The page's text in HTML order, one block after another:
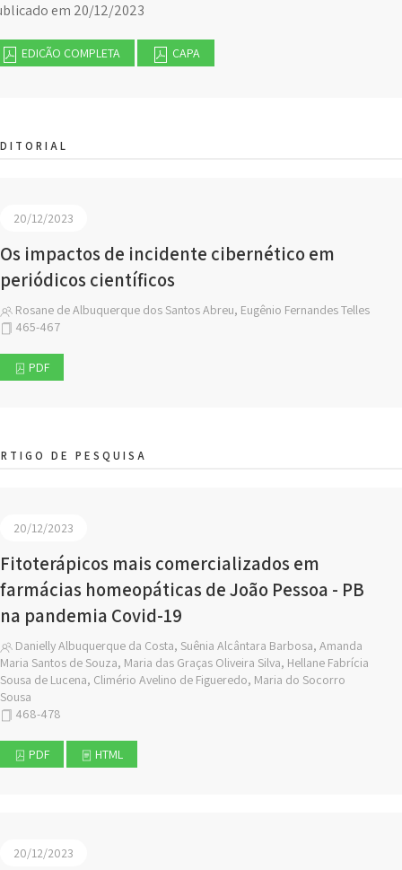
em 20/12/2023
EDIÇÃO COMPLETA CAPA
20/12/2023
Os impactos de incidente cibernético em
periódicos científicos
Rosane de Albuquerque dos Santos Abreu, Eugênio Fernandes Telles
465-467
PDF
DE PESQUISA
20/12/2023
Fitoterápicos mais comercializados em
farmácias homeopáticas de João Pessoa - PB
na pandemia Covid-19
Danielly Albuquerque da Costa, Suênia Alcântara Barbosa, Amanda
Maria Santos de Souza, Maria das Graças Oliveira Silva, Hellane Fabrícia
Sousa de Lucena, Climério Avelino de Figueredo, Maria do Socorro
Sousa
468-478
PDF HTML
20/12/2023